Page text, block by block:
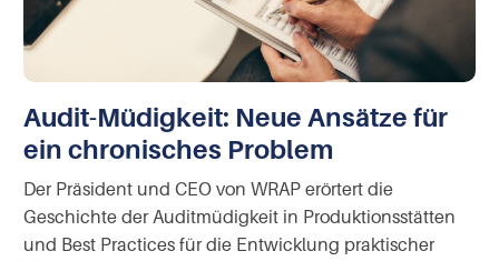
Audit-Müdigkeit: Neue Ansätze für
ein chronisches Problem
Der Präsident und CEO von WRAP erörtert die
Geschichte der Auditmüdigkeit in Produktionsstätten
und Best Practices für die Entwicklung praktischer